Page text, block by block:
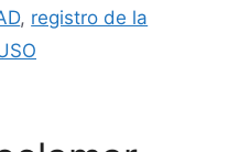
, registro de la